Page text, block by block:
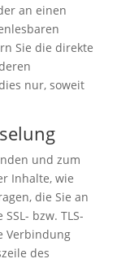
an einen
Sie die direkte
nur, soweit
und zum
Inhalte, wie
die Sie an
bzw. TLS-
Verbindung
des